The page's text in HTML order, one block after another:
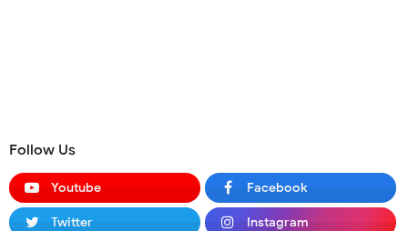
Follow Us
Youtube Facebook
Twitter Instagram